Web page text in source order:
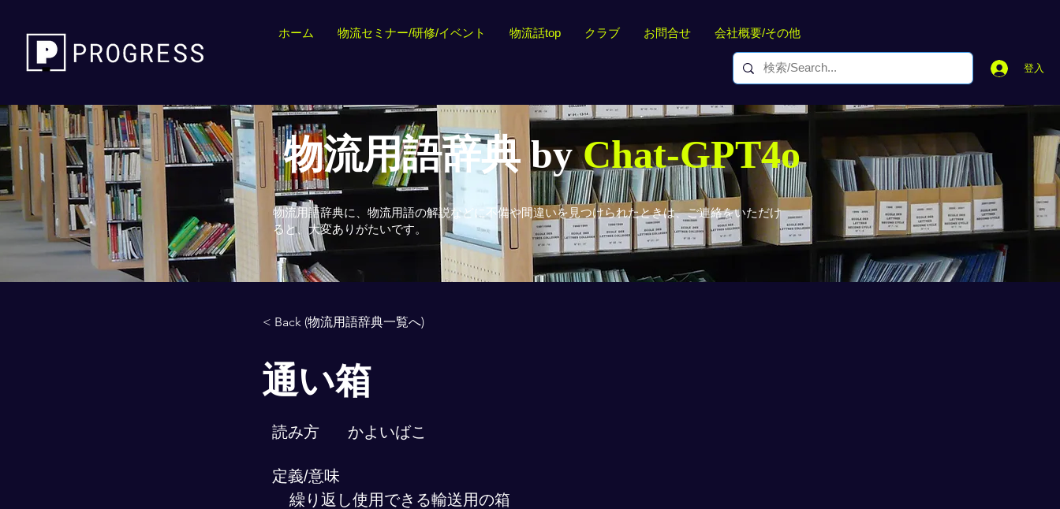
ホーム 物流セミナー/研修/イベント 物流話top クラブ お問合せ 会社概要/その他
登入
物流用語辞典 byChat-GPT4o
物流用語辞典に、物流用語の解説などに不備や間違いを見つけられたときは、ご連絡をいただけ
ると、大変ありがたいです。
< Back (物流用語辞典一覧へ)
通い箱
読み方 かよいばこ
定義/意味
繰り返し使用できる輸送用の箱